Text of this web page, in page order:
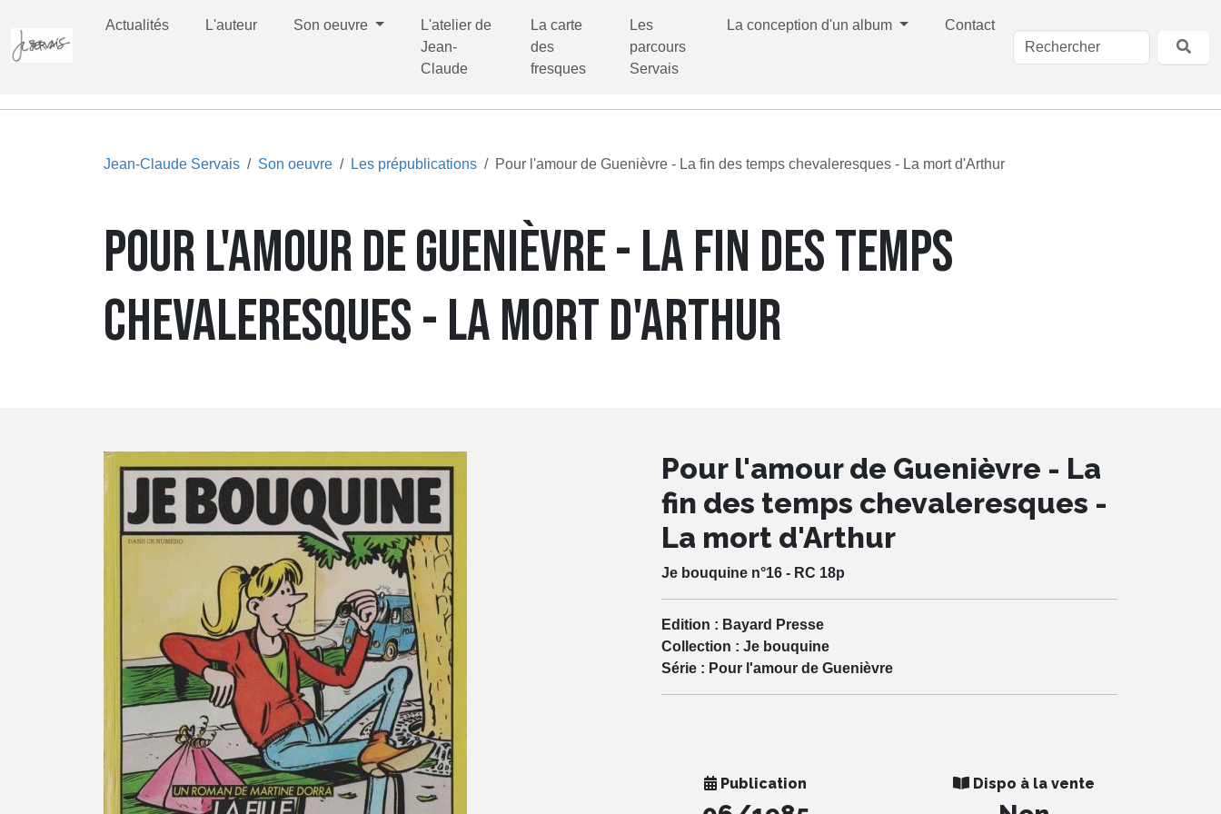
Actualités L'auteur Son oeuvre
L'atelier de
Jean-
Claude
La carte
des
fresques
Les
parcours
Servais
La conception d'un album Contact
Jean-Claude Servais Son oeuvre Les prépublications Pour l'amour de Guenièvre - La fin des temps chevaleresques - La mort d'Arthur
POUR L'AMOUR DE GUENIÈVRE - LA FIN DES TEMPS
CHEVALERESQUES - LA MORT D'ARTHUR
Pour l'amour de Guenièvre - La
fin des temps chevaleresques -
La mort d'Arthur
Je bouquine n°16 - RC 18p
Edition : Bayard Presse
Collection : Je bouquine
Série : Pour l'amour de Guenièvre
Publication Dispo à la vente